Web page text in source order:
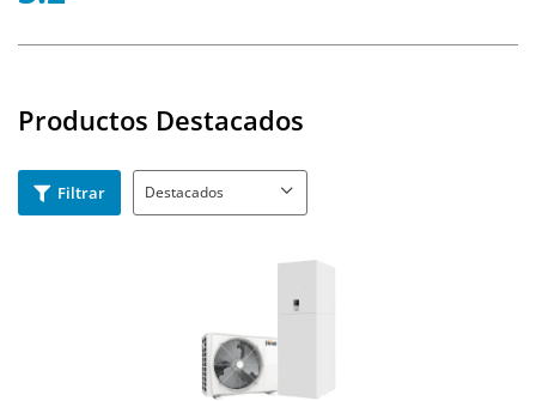
Productos Destacados
Filtrar